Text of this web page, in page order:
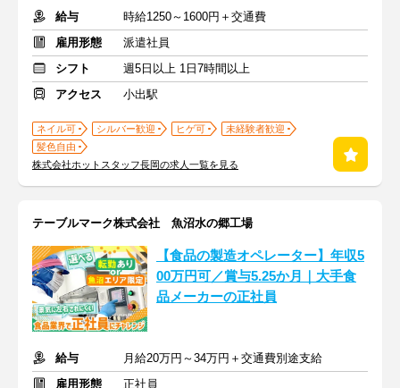
給与
時給1250～1600円＋交通費
雇用形態
派遣社員
シフト
週5日以上 1日7時間以上
アクセス
小出駅
ネイル可 シルバー歓迎 ヒゲ可
未経験者歓迎
髪色自由
株式会社ホットスタッフ長岡の求人一覧を見る
テーブルマーク株式会社 魚沼水の郷工場
【食品の製造オペレーター】年収5
00万円可／賞与5.25か月｜大手食
品メーカーの正社員
給与
月給20万円～34万円＋交通費別途支給
雇用形態
正社員